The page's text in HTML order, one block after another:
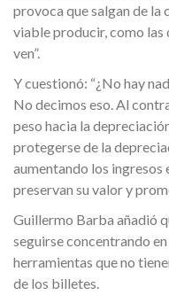
provoca que salgan de la
viable producir, como las
ven”.
Y cuestionó: “¿No hay
No decimos eso. Al
peso hacia la
protegerse de la
aumentando los
preservan su valor y
Guillermo Barba añadió
seguirse concentrando
herramientas que no
de los billetes.